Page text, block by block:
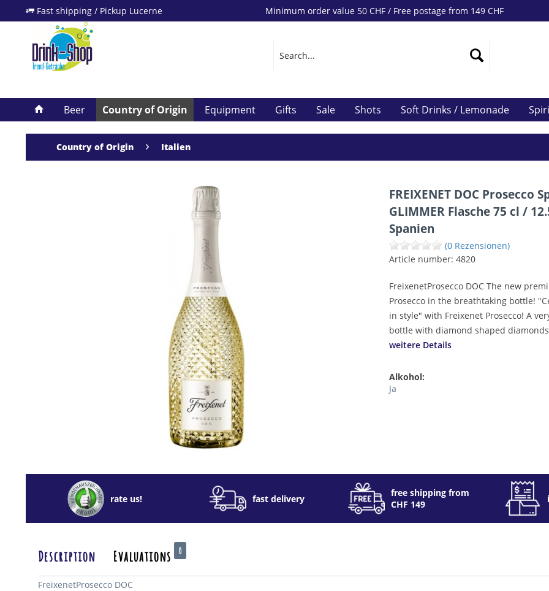
Fast shipping / Pickup Lucerne Minimum order value 50 CHF / Free postage from 149 CHF
Beer Country of Origin Equipment Gifts Sale Shots Soft Drinks / Lemonade
Country of Origin Italien
FREIXENET DOC Prosecco
GLIMMER Flasche 75 cl /
Spanien
(0 Rezensionen)
Article number:4820
FreixenetProsecco DOC The new
Prosecco in the breathtaking bottle!
in style" with Freixenet Prosecco! A
bottle with diamond shaped diamonds
weitere Details
Alkohol:
Ja
rate us! fast delivery
free shipping from
CHF 149
Description Evaluations 0
FreixenetProsecco DOC